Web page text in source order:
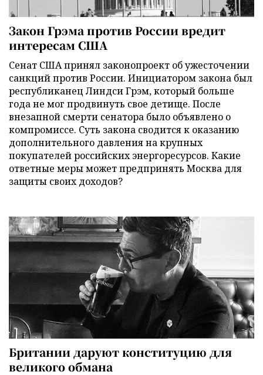
Закон Грэма против России вредит
интересам США
Сенат США принял законопроект об ужесточении
санкций против России. Инициатором закона был
республиканец Линдси Грэм, который больше
года не мог продвинуть свое детище. После
внезапной смерти сенатора было объявлено о
компромиссе. Суть закона сводится к оказанию
дополнительного давления на крупных
покупателей российских энергоресурсов. Какие
ответные меры может предпринять Москва для
защиты своих доходов?
Британии даруют конституцию для
великого обмана